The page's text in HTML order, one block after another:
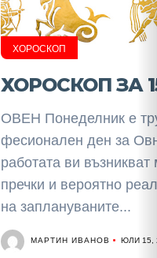
ХОРОСКОП
ХОРОСКОП ЗА
ОВЕН По­не­дел­ник е
фе­сио­на­лен ден за
ра­бо­та­та ви въз­ник­ват
преч­ки и ве­роя­тно
на зап­ла­ну­ва­ни­те...
МАРТИН ИВАНОВ ЮЛИ 15,